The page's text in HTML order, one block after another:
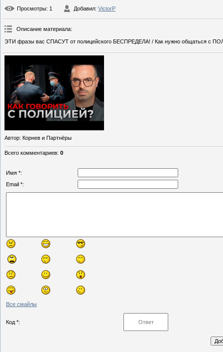
Просмотры: 1 Добавил: VictorP
Описание материала:
ЭТИ фразы вас СПАСУТ от полицейского БЕСПРЕДЕЛА! / Как нужно общаться с
Автор: Корнев и Партнёры
Всего комментариев: 0
Имя *:
Email *:
Все смайлы
Код *: